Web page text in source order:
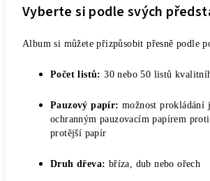
Vyberte si podle svých
Album si můžete přizpůsobit přesně podle
Počet listů: 30 nebo 50 listů
Pauzový papír: možnost prokládání
ochranným pauzovacím papírem
protější papír
Druh dřeva: bříza, dub nebo ořech